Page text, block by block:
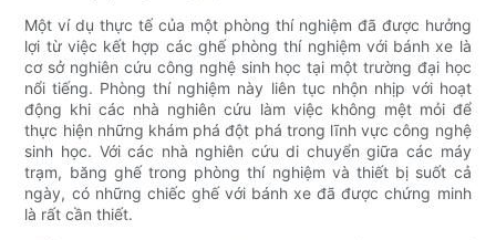
Một ví dụ thực tế của một phòng thí nghiệm đã được hưởng
lợi từ việc kết hợp các ghế phòng thí nghiệm với bánh xe là
cơ sở nghiên cứu công nghệ sinh học tại một trường đại học
nổi tiếng. Phòng thí nghiệm này liên tục nhộn nhịp với hoạt
động khi các nhà nghiên cứu làm việc không mệt mỏi để
thực hiện những khám phá đột phá trong lĩnh vực công nghệ
sinh học. Với các nhà nghiên cứu di chuyển giữa các máy
trạm, băng ghế trong phòng thí nghiệm và thiết bị suốt cả
ngày, có những chiếc ghế với bánh xe đã được chứng minh
là rất cần thiết.